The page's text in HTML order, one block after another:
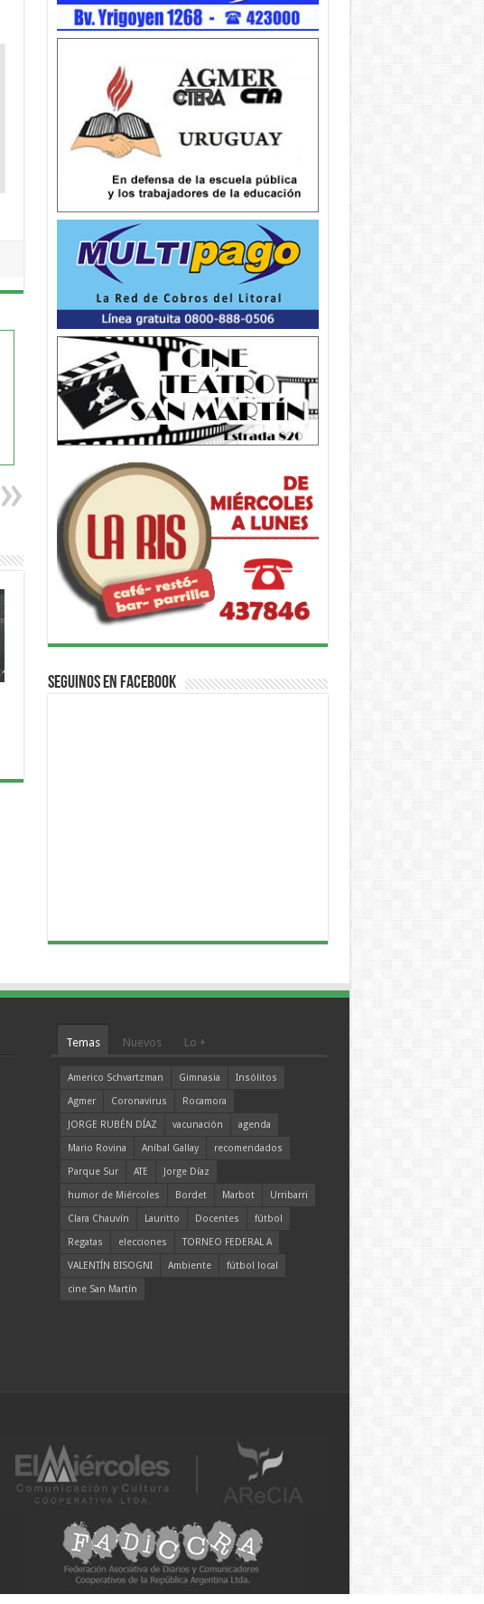
Seguinos en Facebook
Temas Nuevos Lo +
Americo Schvartzman Gimnasia
Insólitos
Agmer
Coronavirus
Rocamora
JORGE RUBÉN DÍAZ
vacunación
agenda
Mario Rovina
Aníbal Gallay
recomendados
Parque Sur
ATE
Jorge Díaz
humor de Miércoles
Bordet Marbot
Urribarri
Clara Chauvín
Lauritto Docentes
fútbol
Regatas
elecciones
TORNEO FEDERAL A
VALENTÍN BISOGNI
Ambiente
fútbol local
cine San Martín